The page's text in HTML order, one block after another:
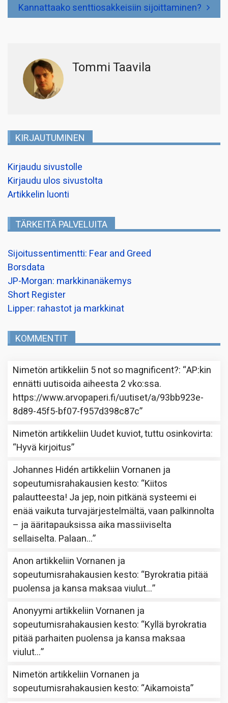
Kannattaako senttiosakkeisiin sijoittaminen?
Tommi Taavila
KIRJAUTUMINEN
Kirjaudu sivustolle
Kirjaudu ulos sivustolta
Artikkelin luonti
TÄRKEITÄ PALVELUITA
Sijoitussentimentti: Fear and Greed
Borsdata
JP-Morgan: markkinanäkemys
Short Register
Lipper: rahastot ja markkinat
KOMMENTIT
Nimetön artikkeliin 5 not so magnificent?: “AP:kin
ennätti uutisoida aiheesta 2 vko:ssa.
https://www.arvopaperi.fi/uutiset/a/93bb923e-
8d89-45f5-bf07-f957d398c87c”
Nimetön artikkeliin Uudet kuviot, tuttu osinkovirta:
“Hyvä kirjoitus”
Johannes Hidén artikkeliinVornanen ja
sopeutumisrahakausien kesto: “Kiitos
palautteesta! Ja jep, noin pitkänä systeemi ei
enää vaikuta turvajärjestelmältä, vaan palkinnolta
– ja ääritapauksissa aika massiiviselta
sellaiselta. Palaan…”
Anon artikkeliinVornanen ja
sopeutumisrahakausien kesto: “Byrokratia pitää
puolensa ja kansa maksaa viulut…”
Anonyymi artikkeliinVornanen ja
sopeutumisrahakausien kesto: “Kyllä byrokratia
pitää parhaiten puolensa ja kansa maksaa
viulut…”
Nimetön artikkeliinVornanen ja
sopeutumisrahakausien kesto: “Aikamoista”